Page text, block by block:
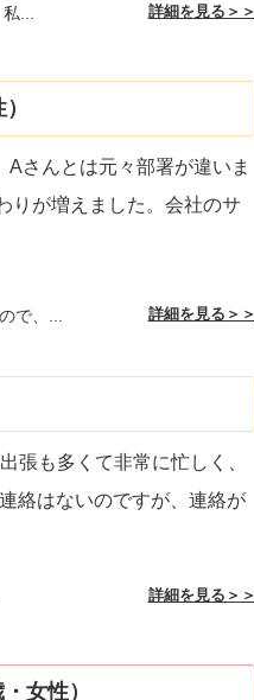
... 詳細を見る＞＞
さんとは元々部署が違いま
りが増えました。会社のサ
で、... 詳細を見る＞＞
張も多くて非常に忙しく、
絡はないのですが、連絡が
詳細を見る＞＞
女性）